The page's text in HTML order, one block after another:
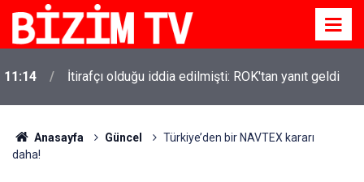
11:14 İtirafçı olduğu iddia edilmişti: ROK'tan yanıt geldi
Anasayfa Güncel
Türkiye’den bir NAVTEX kararı
daha!